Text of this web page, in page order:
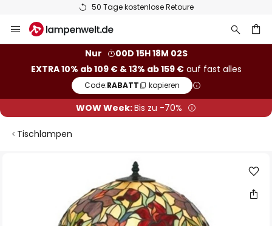
50 Tage kostenlose Retoure
Inhalt
Nur
00D 15H 18M 01S
EXTRA 10% ab 109 € & 13% ab 159 €auf fast alles
Code:RABATT kopieren
WOW Week:Bis zu -70%
Tischlampen